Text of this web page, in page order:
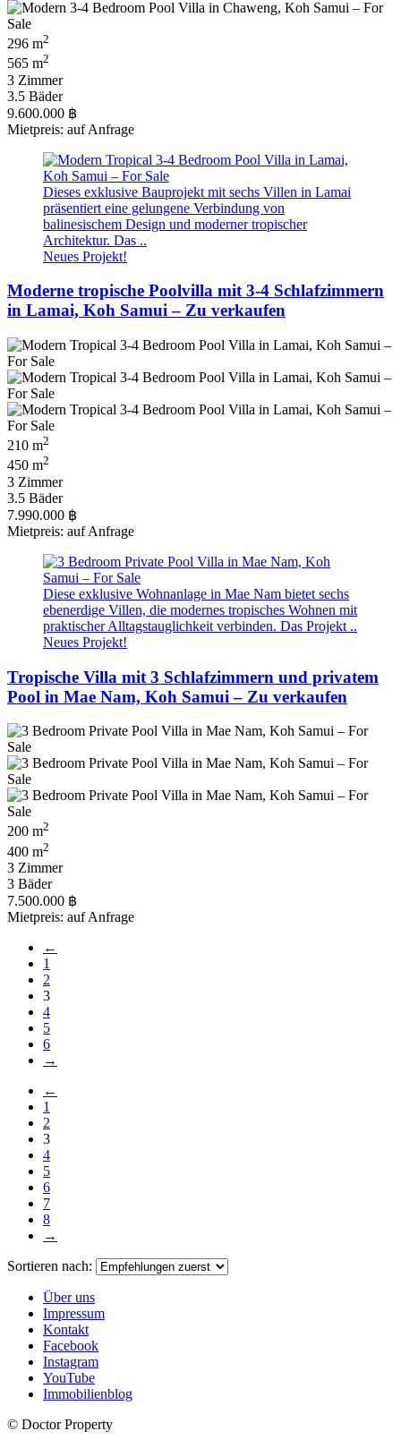
296 m2
565 m2
3 Zimmer
3.5 Bäder
9.600.000 ฿
Mietpreis: auf Anfrage
Dieses exklusive Bauprojekt mit sechs Villen in Lamai
präsentiert eine gelungene Verbindung von
balinesischem Design und moderner tropischer
Architektur. Das ..
Neues Projekt!
Moderne tropische Poolvilla mit 3-4 Schlafzimmern
in Lamai, Koh Samui – Zu verkaufen
210 m2
450 m2
3 Zimmer
3.5 Bäder
7.990.000 ฿
Mietpreis: auf Anfrage
Diese exklusive Wohnanlage in Mae Nam bietet sechs
ebenerdige Villen, die modernes tropisches Wohnen mit
praktischer Alltagstauglichkeit verbinden. Das Projekt ..
Neues Projekt!
Tropische Villa mit 3 Schlafzimmern und privatem
Pool in Mae Nam, Koh Samui – Zu verkaufen
200 m2
400 m2
3 Zimmer
3 Bäder
7.500.000 ฿
Mietpreis: auf Anfrage
←
1
2
3
4
5
6
→
←
1
2
3
4
5
6
7
8
→
Sortieren nach:
Über uns
Impressum
Kontakt
Facebook
Instagram
YouTube
Immobilienblog
© Doctor Property